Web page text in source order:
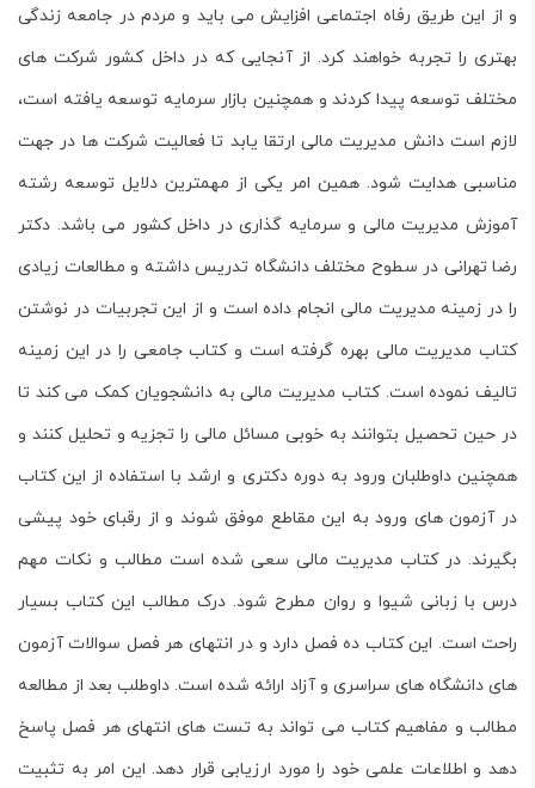
و از این طریق رفاه اجتماعی افزایش می باید و مردم در جامعه زندگی
بهتری را تجربه خواهند کرد. از آنجایی که در داخل کشور شرکت های
مختلف توسعه پیدا کردند و همچنین بازار سرمایه توسعه یافته است،
لازم است دانش مدیریت مالی ارتقا یابد تا فعالیت شرکت ها در جهت
مناسبی هدایت شود. همین امر یکی از مهمترین دلایل توسعه رشته
آموزش مدیریت مالی و سرمایه گذاری در داخل کشور می باشد. دکتر
رضا تهرانی در سطوح مختلف دانشگاه تدریس داشته و مطالعات زیادی
را در زمینه مدیریت مالی انجام داده است و از این تجربیات در نوشتن
کتاب مدیریت مالی بهره گرفته است و کتاب جامعی را در این زمینه
تالیف نموده است. کتاب مدیریت مالی به دانشجویان کمک می کند تا
در حین تحصیل بتوانند به خوبی مسائل مالی را تجزیه و تحلیل کنند و
همچنین داوطلبان ورود به دوره دکتری و ارشد با استفاده از این کتاب
در آزمون های ورود به این مقاطع موفق شوند و از رقبای خود پیشی
بگیرند. در کتاب مدیریت مالی سعی شده است مطالب و نکات مهم
درس با زبانی شیوا و روان مطرح شود. درک مطالب این کتاب بسیار
راحت است. این کتاب ده فصل دارد و در انتهای هر فصل سوالات آزمون
های دانشگاه های سراسری و آزاد ارائه شده است. داوطلب بعد از مطالعه
مطالب و مفاهیم کتاب می تواند به تست های انتهای هر فصل پاسخ
دهد و اطلاعات علمی خود را مورد ارزیابی قرار دهد. این امر به تثبیت